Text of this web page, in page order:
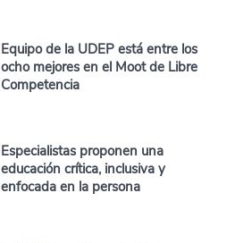
Equipo de la UDEP está entre los
ocho mejores en el Moot de Libre
Competencia
Especialistas proponen una
educación crítica, inclusiva y
enfocada en la persona